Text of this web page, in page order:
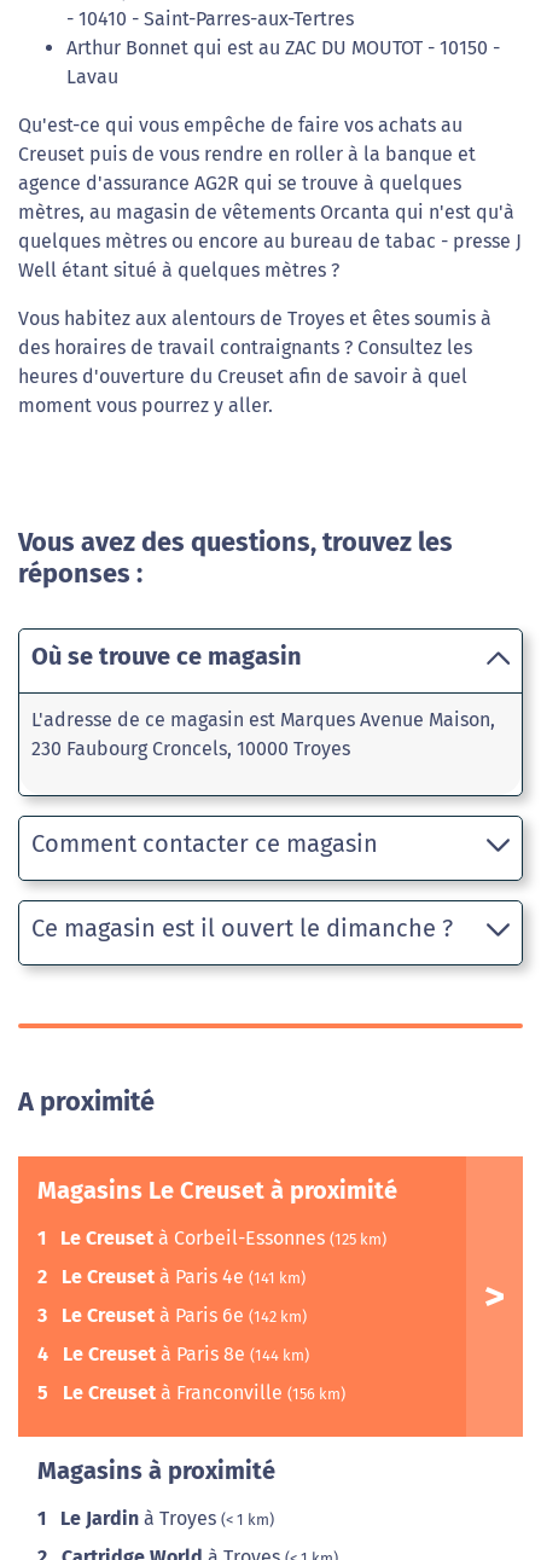
- 10410 - Saint-Parres-aux-Tertres
Arthur Bonnet qui est au ZAC DU MOUTOT - 10150 -
Lavau
Qu'est-ce qui vous empêche de faire vos achats au
Creuset puis de vous rendre en roller à la banque et
agence d'assurance AG2R qui se trouve à quelques
mètres, au magasin de vêtements Orcanta qui n'est qu'à
quelques mètres ou encore au bureau de tabac - presse J
Well étant situé à quelques mètres ?
Vous habitez aux alentours de Troyes et êtes soumis à
des horaires de travail contraignants ? Consultez les
heures d'ouverture du Creuset afin de savoir à quel
moment vous pourrez y aller.
Vous avez des questions, trouvez les
réponses :
Où se trouve ce magasin
L'adresse de ce magasin est Marques Avenue Maison,
230 Faubourg Croncels, 10000 Troyes
Comment contacter ce magasin
Ce magasin est il ouvert le dimanche ?
A proximité
Magasins Le Creuset à proximité
1 Le Creuset à Corbeil-Essonnes (125 km)
2 Le Creuset à Paris 4e (141 km)
3 Le Creuset à Paris 6e (142 km)
4 Le Creuset à Paris 8e (144 km)
5 Le Creuset à Franconville (156 km)
Magasins à proximité
1 Le Jardin à Troyes (< 1 km)